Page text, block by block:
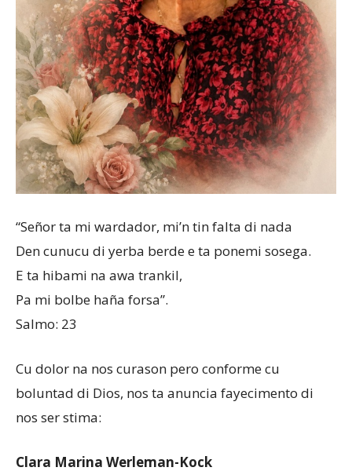
“Señor ta mi wardador, mi’n tin falta di nada
Den cunucu di yerba berde e ta ponemi sosega.
E ta hibami na awa trankil,
Pa mi bolbe haña forsa”.
Salmo: 23
Cu dolor na nos curason pero conforme cu
boluntad di Dios, nos ta anuncia fayecimento di
nos ser stima:
Clara Marina Werleman-Kock